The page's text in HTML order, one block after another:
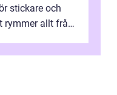
stickare och
rymmer allt från